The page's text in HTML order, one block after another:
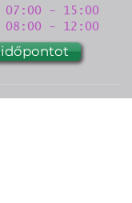
- 15:00
- 12:00